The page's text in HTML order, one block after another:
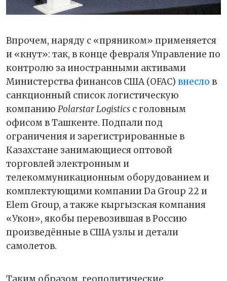
Впрочем, наряду с «пряником» применяется
и «кнут»: так, в конце февраля Управление по
контролю за иностранными активами
Министерства финансов США (OFAC) внесло в
санкционный список логистическую
компанию Polarstar Logistics с головным
офисом в Ташкенте. Подпали под
ограничения и зарегистрированные в
Казахстане занимающиеся оптовой
торговлей электронным и
телекоммуникационным оборудованием и
комплектующими компании Da Group 22 и
Elem Group, а также кыргызская компания
«Укон», якобы перевозившая в Россию
произведённые в США узлы и детали
самолетов.